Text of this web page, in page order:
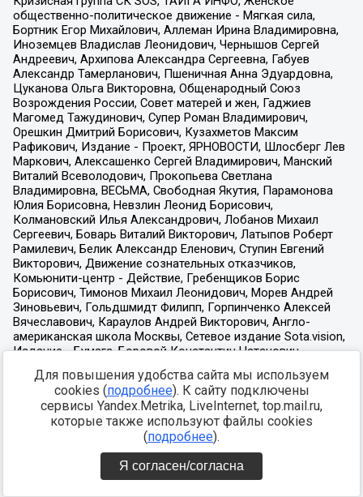
Для повышения удобства сайта мы используем
cookies (подробнее). К сайту подключены
сервисы Yandex.Metrika, LiveInternet, top.mail.ru,
которые также используют файлы cookies
(подробнее).
Я согласен/согласна